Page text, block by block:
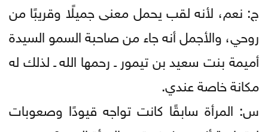
ج: نعم، لأنه لقب يحمل معنى جميلًا وقريبًا من
روحي، والأجمل أنه جاء من صاحبة السمو السيدة
أميمة بنت سعيد بن تيمور ـ رحمها الله ـ لذلك له
مكانة خاصة عندي.
س: المرأة سابقًا كانت تواجه قيودًا وصعوبات